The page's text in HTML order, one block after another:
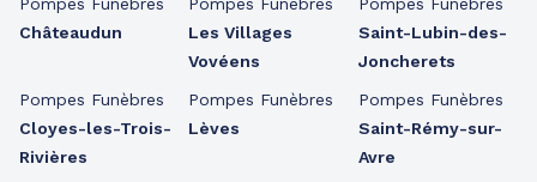
Châteaudun
Pompes Funèbres
Cloyes-les-Trois-
Rivières
Les Villages
Vovéens
Pompes Funèbres
Lèves
Saint-Lubin-des-
Joncherets
Pompes Funèbres
Saint-Rémy-sur-
Avre